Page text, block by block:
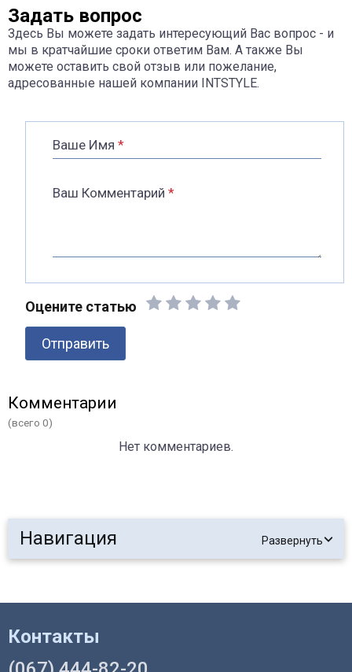
Задать вопрос
Здесь Вы можете задать интересующий Вас вопрос - и
мы в кратчайшие сроки ответим Вам. А также Вы
можете оставить свой отзыв или пожелание,
адресованные нашей компании INTSTYLE.
Ваше Имя *
Ваш Комментарий *
Оцените статью
Отправить
Комментарии
(всего 0)
Нет комментариев.
Навигация Развернуть
Контакты